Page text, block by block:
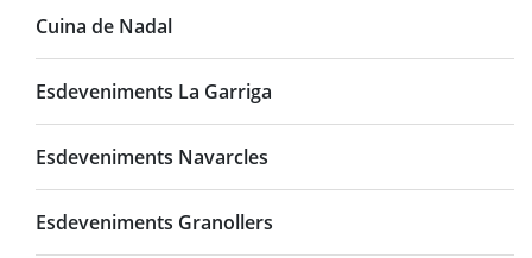
Cuina de Nadal
Esdeveniments La Garriga
Esdeveniments Navarcles
Esdeveniments Granollers